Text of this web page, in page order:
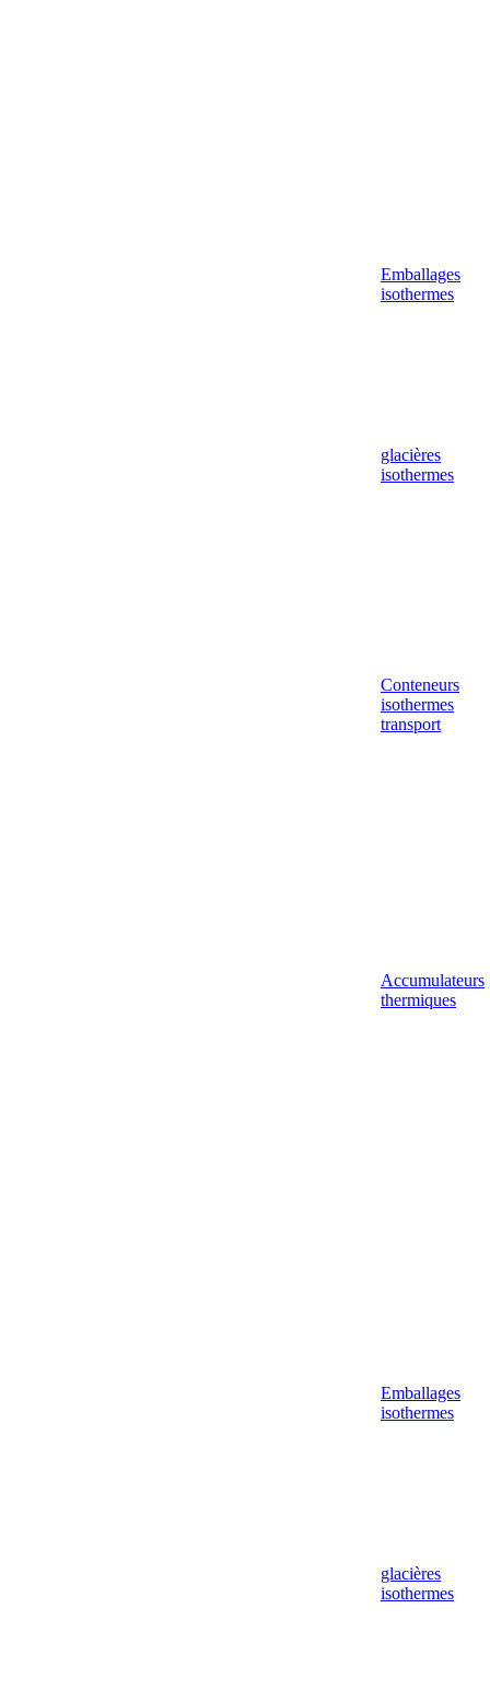
Emballages
isothermes
glacières
isothermes
Conteneurs
isothermes
transport
Accumulateurs
thermiques
Emballages
isothermes
glacières
isothermes